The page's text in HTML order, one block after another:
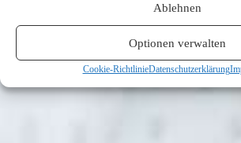
Ablehnen
Optionen verwalten
Cookie-RichtlinieDatenschutzerklärung